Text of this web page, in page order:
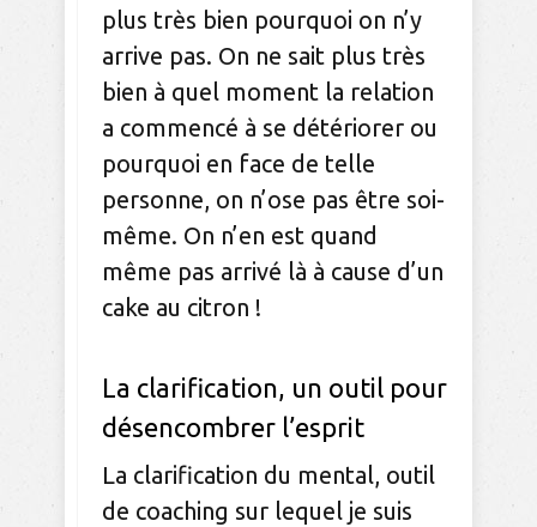
plus très bien pourquoi on n’y
arrive pas. On ne sait plus très
bien à quel moment la relation
a commencé à se détériorer ou
pourquoi en face de telle
personne, on n’ose pas être soi-
même. On n’en est quand
même pas arrivé là à cause d’un
cake au citron !
La clarification, un outil pour
désencombrer l’esprit
La clarification du mental, outil
de coaching sur lequel je suis